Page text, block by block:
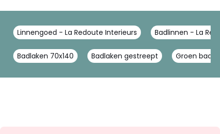
Linnengoed - La Redoute Interieurs Badlinnen - La
Badlaken 70x140 Badlaken gestreept Groen